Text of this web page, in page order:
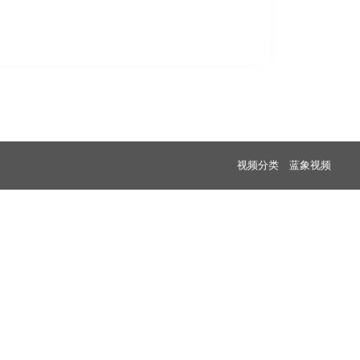
视频分类 蓝象视频